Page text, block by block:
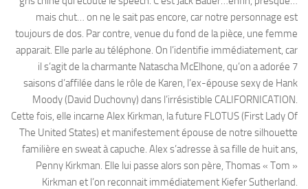
mais chut… on ne le sait pas encore, car notre personnage est
toujours de dos. Par contre, venue du fond de la pièce, une femme
apparait. Elle parle au téléphone. On l’identifie immédiatement, car
il s’agit de la charmante Natascha McElhone, qu’on a adorée 7
saisons d’affilée dans le rôle de Karen, l’ex-épouse sexy de Hank
Moody (David Duchovny) dans l’irrésistible CALIFORNICATION.
Cette fois, elle incarne Alex Kirkman, la future FLOTUS (First Lady Of
The United States) et manifestement épouse de notre silhouette
familière en sweat à capuche. Alex s’adresse à sa fille de huit ans,
Penny Kirkman. Elle lui passe alors son père, Thomas « Tom »
Kirkman et l’on reconnait immédiatement Kiefer Sutherland.